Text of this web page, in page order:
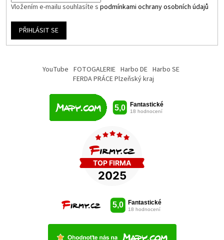
Vložením e-mailu souhlasíte s podmínkami ochrany osobních údajů
PŘIHLÁSIT SE
YouTube FOTOGALERIE Harbo DE Harbo SE
FERDA PRÁCE Plzeňský kraj